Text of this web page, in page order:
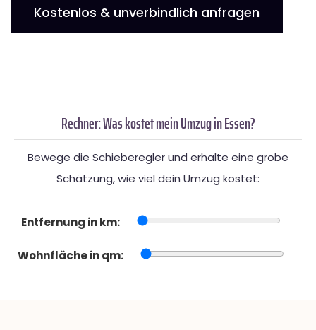
Kostenlos & unverbindlich anfragen
Rechner: Was kostet mein Umzug in Essen?
Bewege die Schieberegler und erhalte eine grobe
Schätzung, wie viel dein Umzug kostet:
Entfernung in km:
Wohnfläche in qm: